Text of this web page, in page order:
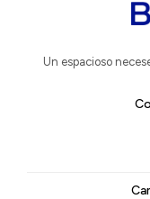
Un espacioso